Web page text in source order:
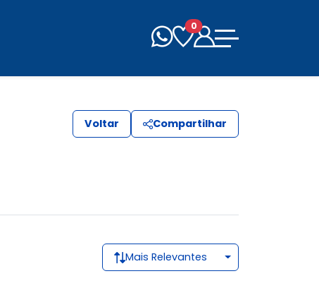
0
Voltar Compartilhar
Mais Relevantes